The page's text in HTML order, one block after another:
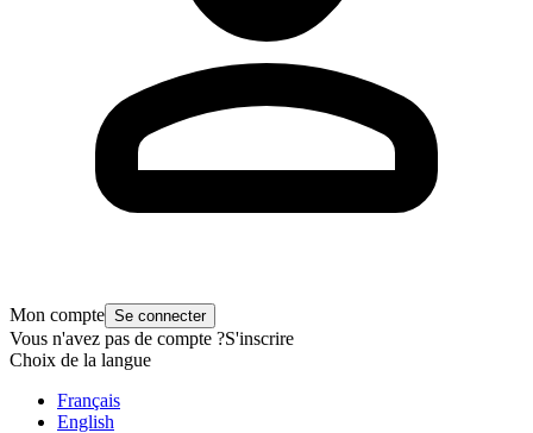
Mon compte Se connecter
Vous n'avez pas de compte ?S'inscrire
Choix de la langue
Français
English